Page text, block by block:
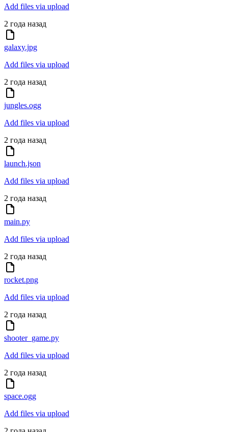
Add files via upload
2 года назад
galaxy.jpg
Add files via upload
2 года назад
jungles.ogg
Add files via upload
2 года назад
launch.json
Add files via upload
2 года назад
main.py
Add files via upload
2 года назад
rocket.png
Add files via upload
2 года назад
shooter_game.py
Add files via upload
2 года назад
space.ogg
Add files via upload